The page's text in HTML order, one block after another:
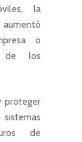
la
o
de los
proteger
de